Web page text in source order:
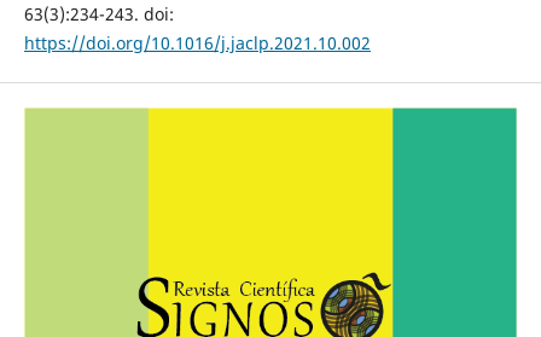
63(3):234-243. doi:
https://doi.org/10.1016/j.jaclp.2021.10.002